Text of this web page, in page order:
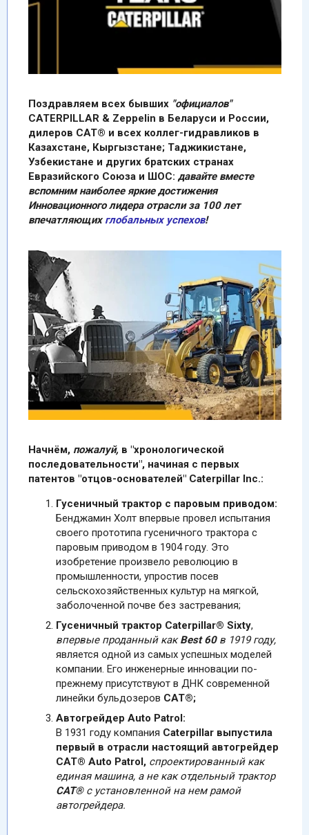
Поздравляем всех бывших "официалов"
САТERPILLAR & Zeppelin в Беларуси и России,
дилеров CАТ® и всех коллег-гидравликов в
Казахстане, Кыргызстане; Tаджикистане,
Узбекистане и других братских странах
Евразийского Союза и ШОС: давайте вместе
вспомним наиболее яркие достижения
Инновационного лидера отрасли за 100 лет
впечатляющих глобальных успехов!
Начнём, пожалуй, в "хронологической
последовательности", начиная с первых
патентов "отцов-основателей" Caterpillar Inc.:
Гусеничный трактор с паровым приводом:
Бенджамин Холт впервые провел испытания
своего прототипа гусеничного трактора с
паровым приводом в 1904 году. Это
изобретение произвело революцию в
промышленности, упростив посев
сельскохозяйственных культур на мягкой,
заболоченной почве без застревания;
Гусеничный трактор Caterpillar® Sixty,
впервые проданный какBest 60в 1919 году,
является одной из самых успешных моделей
компании. Его инженерные инновации по-
прежнему присутствуют в ДНК современной
линейки бульдозеров CАТ®;
Автогрейдер Auto Patrol:
В 1931 году компания Caterpillar выпустила
первый в отрасли настоящий автогрейдер
CАТ® Auto Patrol, спроектированный как
единая машина, а не как отдельный трактор
CАТ® с установленной на нем рамой
автогрейдера.